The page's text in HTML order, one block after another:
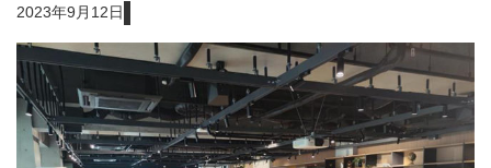
2023年9月12日